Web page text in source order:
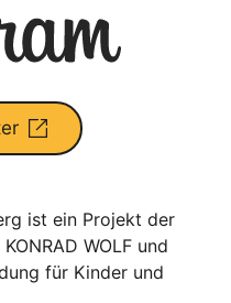
ist ein Projekt der
WOLF und
für Kinder und